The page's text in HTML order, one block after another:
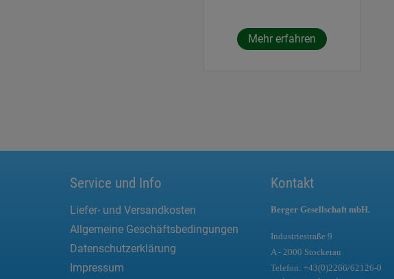
Mehr erfahren
Service und Info
Liefer- und Versandkosten
Allgemeine Geschäftsbedingungen
Datenschutzerklärung
Impressum
Kontakt
Berger Gesellschaft mbH.
Industriestraße 9
A - 2000 Stockerau
Telefon: +43(0)2266/62126-0